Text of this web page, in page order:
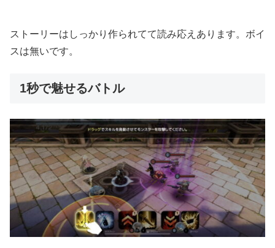
ストーリーはしっかり作られてて読み応えあります。ボイ
スは無いです。
1秒で魅せるバトル